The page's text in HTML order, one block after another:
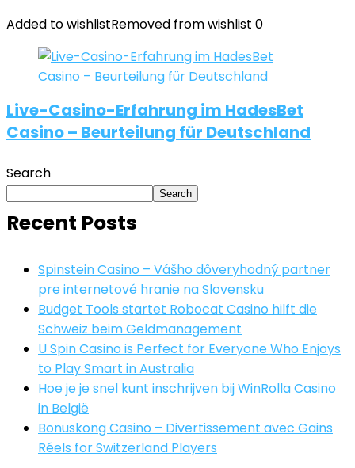
Added to wishlistRemoved from wishlist 0
Live-Casino-Erfahrung im HadesBet
Casino – Beurteilung für Deutschland
Search
Search
Recent Posts
Spinstein Casino – Vášho dôveryhodný partner
pre internetové hranie na Slovensku
Budget Tools startet Robocat Casino hilft die
Schweiz beim Geldmanagement
U Spin Casino is Perfect for Everyone Who Enjoys
to Play Smart in Australia
Hoe je je snel kunt inschrijven bij WinRolla Casino
in België
Bonuskong Casino – Divertissement avec Gains
Réels for Switzerland Players